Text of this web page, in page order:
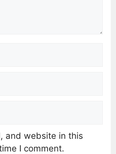
and website in this
I comment.